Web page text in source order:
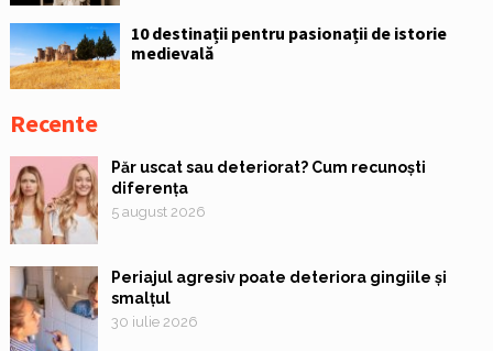
10 destinații pentru pasionații de istorie
medievală
Recente
Păr uscat sau deteriorat? Cum recunoști
diferența
5 august 2026
Periajul agresiv poate deteriora gingiile și
smalțul
30 iulie 2026